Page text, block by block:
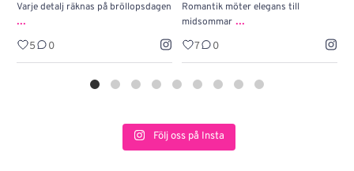
Varje detalj räknas på bröllopsdagen
...
5 0
Romantik möter elegans till
midsommar ...
7 0
Följ oss på Insta